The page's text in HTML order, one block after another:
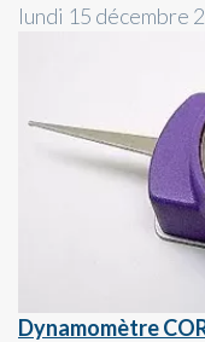
lundi 15 décembre
Dynamomètre